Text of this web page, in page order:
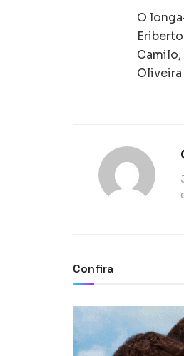
O
Confira